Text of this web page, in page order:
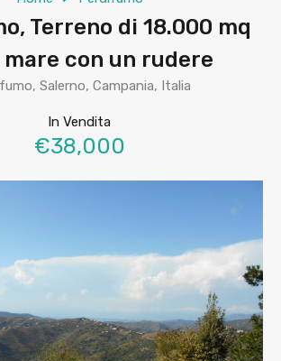
Terreno di 18.000 mq
con un rudere
Salerno, Campania, Italia
In Vendita
€38,000